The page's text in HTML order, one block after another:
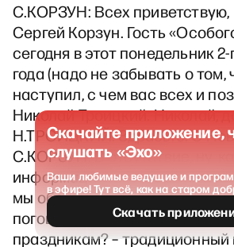
С.КОРЗУН: Всех приветствую,
Сергей Корзун. Гость
сегодня в этот понедельник 2-
года (надо не забывать о том,
наступил, с чем вас всех и
Николай Троицкий. Николай,
Н.ТРОИЦКИЙ: Здрасьте. С
С.КОРЗУН: В отсутствие, ну,
информации есть пара
мы обсудим, и, может быть, о
поговорим. Как вы относитесь
праздникам? – традиционный
Скачайте приложение,
слушать «Эхо»
Ваши любимые ведущие и
в эфире! Тут всё, как на старом
Скачать